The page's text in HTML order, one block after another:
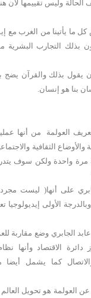
الحالة وليس تقييمها لان
ما يأتينا من الغرب مع
بذلك التجارب البشرية
يقول بذلك والقرآن يضج
بنا هو إنسان.
العولمة من أنها
والأوضاع الثقافية
واحدة ولكن سوف
على أنها( ليست مجرد
الأولى إيديولوجيا
الجابري وضع مقاربة
دائرة الاقتصاد وأنها
كما يشمل أيضا
عن العولمة هو تحويل